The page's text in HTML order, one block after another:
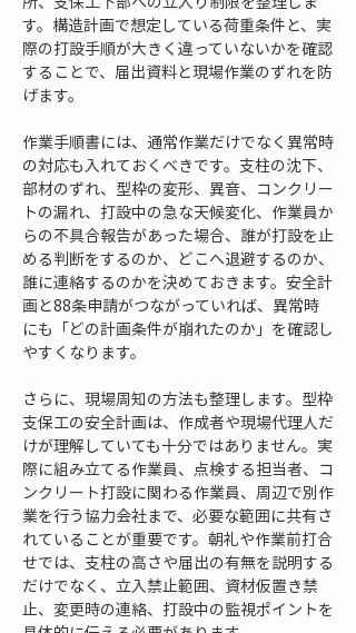
す。構造計画で想定している荷重条件と、実
際の打設手順が大きく違っていないかを確認
することで、届出資料と現場作業のずれを防
げます。
作業手順書には、通常作業だけでなく異常時
の対応も入れておくべきです。支柱の沈下、
部材のずれ、型枠の変形、異音、コンクリー
トの漏れ、打設中の急な天候変化、作業員か
らの不具合報告があった場合、誰が打設を止
める判断をするのか、どこへ退避するのか、
誰に連絡するのかを決めておきます。安全計
画と88条申請がつながっていれば、異常時
にも「どの計画条件が崩れたのか」を確認し
やすくなります。
さらに、現場周知の方法も整理します。型枠
支保工の安全計画は、作成者や現場代理人だ
けが理解していても十分ではありません。実
際に組み立てる作業員、点検する担当者、コ
ンクリート打設に関わる作業員、周辺で別作
業を行う協力会社まで、必要な範囲に共有さ
れていることが重要です。朝礼や作業前打合
せでは、支柱の高さや届出の有無を説明する
だけでなく、立入禁止範囲、資材仮置き禁
止、変更時の連絡、打設中の監視ポイントを